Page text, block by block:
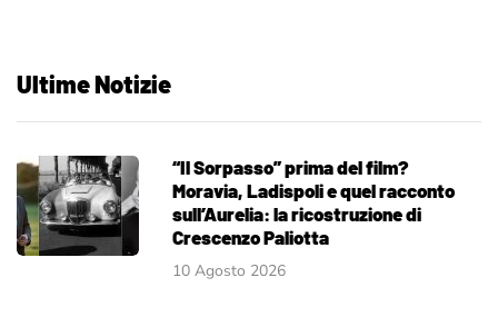
Ultime Notizie
“Il Sorpasso” prima del film?
Moravia, Ladispoli e quel racconto
sull’Aurelia: la ricostruzione di
Crescenzo Paliotta
10 Agosto 2026